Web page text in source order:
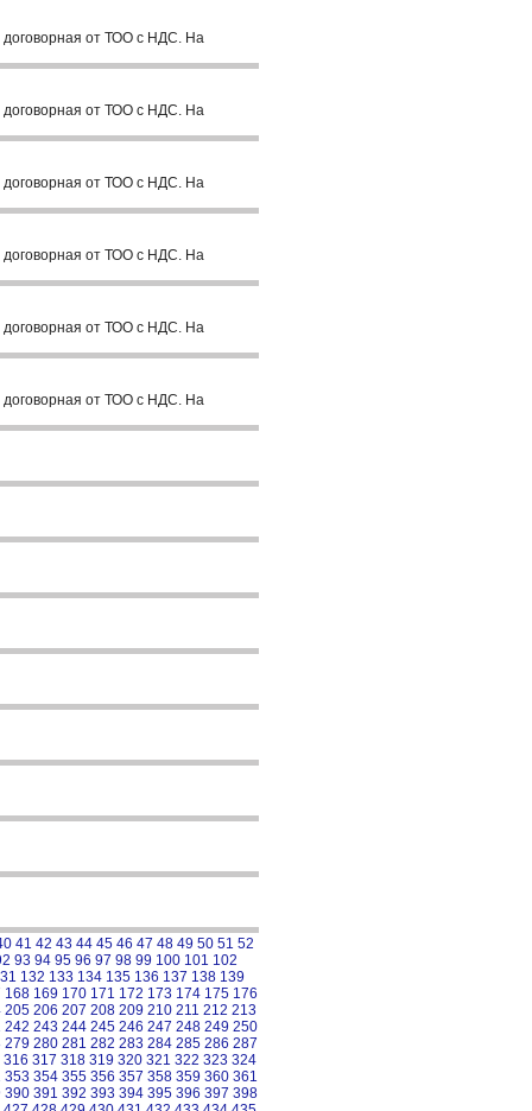
от ТОО с НДС. На
от ТОО с НДС. На
от ТОО с НДС. На
от ТОО с НДС. На
от ТОО с НДС. На
от ТОО с НДС. На
41 42 43 44 45 46 47 48 49 50 51 52
93 94 95 96 97 98 99 100 101 102
132 133 134 135 136 137 138 139
168 169 170 171 172 173 174 175 176
205 206 207 208 209 210 211 212 213
242 243 244 245 246 247 248 249 250
279 280 281 282 283 284 285 286 287
316 317 318 319 320 321 322 323 324
353 354 355 356 357 358 359 360 361
390 391 392 393 394 395 396 397 398